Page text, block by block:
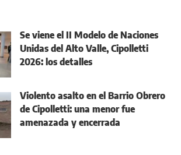
Se viene el II Modelo de Naciones
Unidas del Alto Valle, Cipolletti
2026: los detalles
Violento asalto en el Barrio Obrero
de Cipolletti: una menor fue
amenazada y encerrada